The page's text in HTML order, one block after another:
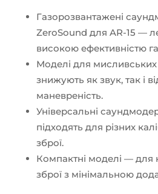
Газорозвантажені
ZeroSound для AR-15 —
високою ефективністю
Моделі для мисливських
знижують як звук, так і
маневреність.
Універсальні
підходять для різних
зброї.
Компактні моделі — для
зброї з мінімальною